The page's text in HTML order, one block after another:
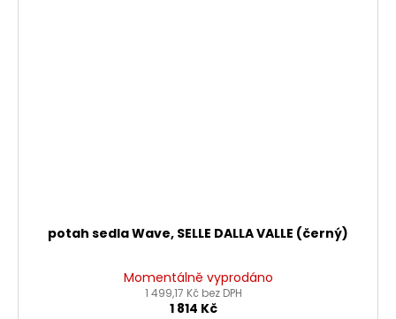
potah sedla Wave, SELLE DALLA VALLE (černý)
Momentálně vyprodáno
1 499,17 Kč bez DPH
1 814 Kč